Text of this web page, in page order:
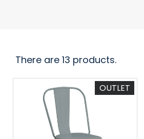
There are 13 products.
OUTLET